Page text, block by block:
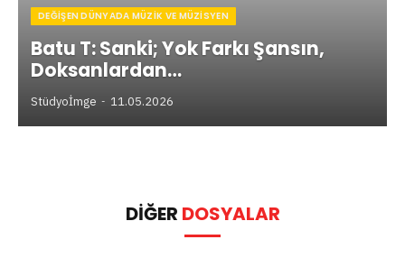
DEĞIŞEN DÜNYADA MÜZIK VE MÜZISYEN
Batu T: Sanki; Yok Farkı Şansın,
Doksanlardan…
Stüdyoİmge 11.05.2026
DIĞER DOSYALAR